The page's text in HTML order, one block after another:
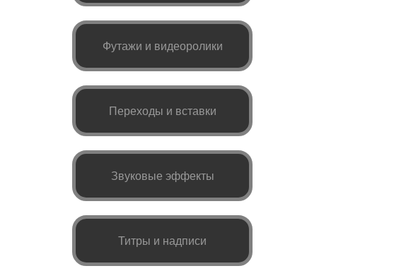
Футажи и видеоролики
Переходы и вставки
Звуковые эффекты
Титры и надписи